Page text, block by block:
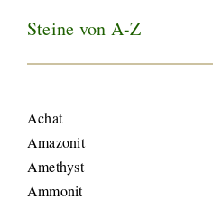
Steine von A-Z
Achat
Amazonit
Amethyst
Ammonit